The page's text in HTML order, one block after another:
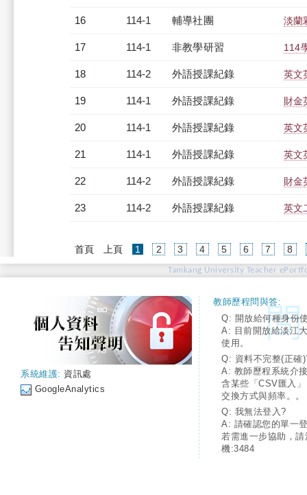
16 114-1 輔導社團 淡蘭
17 114-1 非教學研習 114
18 114-2 外語授課紀錄 英文
19 114-1 外語授課紀錄 財金
20 114-1 外語授課紀錄 英文
21 114-1 外語授課紀錄 英文
22 114-2 外語授課紀錄 財金
23 114-2 外語授課紀錄 英文
首頁 上頁 1 (current)
2 3 4 5 6 7 8
Tamkang University Teacher
系統維護: 資訊處
GoogleAnalytics
教師歷程問與答:
Q: 開放給何種身份
A: 目前開放給淡江
使用。
Q: 資料不完整(正確
A: 教師歷程系統介
含某些「CSV匯入
交換方式與頻率。。
Q: 我無法登入?
A: 請確認您的單一
若需進一步協助，
機:3484